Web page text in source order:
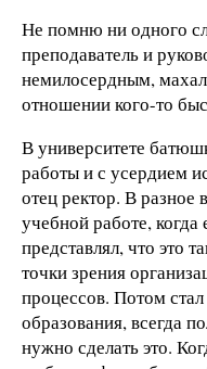
Не помню ни одного
преподаватель и
немилосердным,
отношении кого-то
В университете
работы и с усердием
отец ректор. В
учебной работе,
представлял, что это
точки зрения
процессов. Потом
образования, всегда
нужно сделать это.